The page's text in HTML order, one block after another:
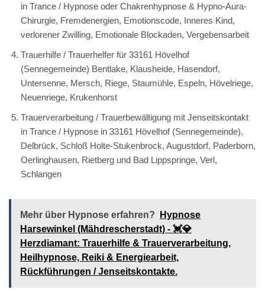
in Trance / Hypnose oder Chakrenhypnose & Hypno-Aura-
Chirurgie, Fremdenergien, Emotionscode, Inneres Kind,
verlorener Zwilling, Emotionale Blockaden, Vergebensarbeit
Trauerhilfe / Trauerhelfer für 33161 Hövelhof
(Sennegemeinde) Bentlake, Klausheide, Hasendorf,
Untersenne, Mersch, Riege, Staumühle, Espeln, Hövelriege,
Neuenriege, Krukenhorst
Trauerverarbeitung / Trauerbewältigung mit Jenseitskontakt
in Trance / Hypnose in 33161 Hövelhof (Sennegemeinde),
Delbrück, Schloß Holte-Stukenbrock, Augustdorf, Paderborn,
Oerlinghausen, Rietberg und Bad Lippspringe, Verl,
Schlangen
Mehr über Hypnose erfahren?
Hypnose
Harsewinkel (Mähdrescherstadt) - 💓️💎
Herzdiamant: Trauerhilfe & Trauerverarbeitung,
Heilhypnose, Reiki & Energiearbeit,
Rückführungen / Jenseitskontakte.